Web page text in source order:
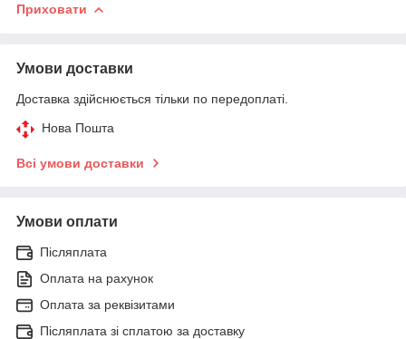
Приховати
Умови доставки
Доставка здійснюється тільки по передоплаті.
Нова Пошта
Всі умови доставки
Умови оплати
Післяплата
Оплата на рахунок
Оплата за реквізитами
Післяплата зі сплатою за доставку